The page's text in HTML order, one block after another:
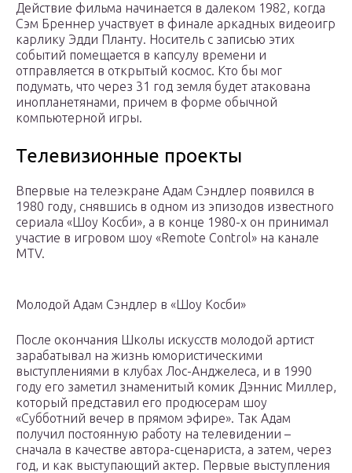
Действие фильма начинается в далеком 1982, когда
Сэм Бреннер участвует в финале аркадных видеоигр
карлику Эдди Планту. Носитель с записью этих
событий помещается в капсулу времени и
отправляется в открытый космос. Кто бы мог
подумать, что через 31 год земля будет атакована
инопланетянами, причем в форме обычной
компьютерной игры.
Телевизионные проекты
Впервые на телеэкране Адам Сэндлер появился в
1980 году, снявшись в одном из эпизодов известного
сериала «Шоу Косби», а в конце 1980-х он принимал
участие в игровом шоу «Remote Control» на канале
MTV.
Молодой Адам Сэндлер в «Шоу Косби»
После окончания Школы искусств молодой артист
зарабатывал на жизнь юмористическими
выступлениями в клубах Лос-Анджелеса, и в 1990
году его заметил знаменитый комик Дэннис Миллер,
который представил его продюсерам шоу
«Субботний вечер в прямом эфире». Так Адам
получил постоянную работу на телевидении –
сначала в качестве автора-сценариста, а затем, через
год, и как выступающий актер. Первые выступления